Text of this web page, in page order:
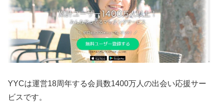
YYCは運営18周年する会員数1400万人の出会い応援サー
ビスです。